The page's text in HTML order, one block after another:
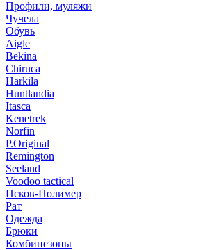
Профили, муляжи
Чучела
Обувь
Aigle
Bekina
Chiruсa
Harkila
Huntlandia
Itasca
Kenetrek
Norfin
P.Original
Remington
Seeland
Voodoo tactical
Псков-Полимер
Рат
Одежда
Брюки
Комбинезоны